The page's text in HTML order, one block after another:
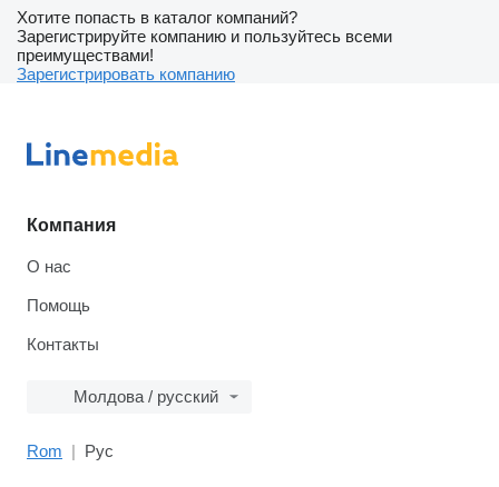
Хотите попасть в каталог компаний?
Зарегистрируйте компанию и пользуйтесь всеми
преимуществами!
Зарегистрировать компанию
Компания
О нас
Помощь
Контакты
Молдова / русский
Rom Рус